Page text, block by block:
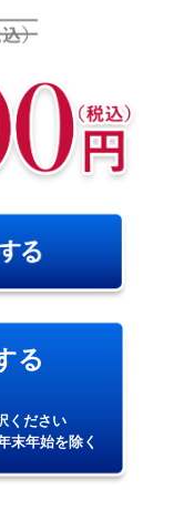
る
ください
末年始を除く